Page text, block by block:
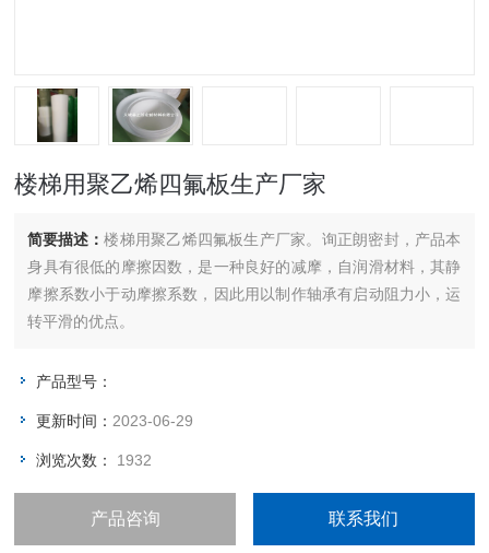
楼梯用聚乙烯四氟板生产厂家
简要描述：楼梯用聚乙烯四氟板生产厂家。询正朗密封，产品本
身具有很低的摩擦因数，是一种良好的减摩，自润滑材料，其静
摩擦系数小于动摩擦系数，因此用以制作轴承有启动阻力小，运
转平滑的优点。
产品型号：
更新时间： 2023-06-29
浏览次数： 1932
产品咨询 联系我们